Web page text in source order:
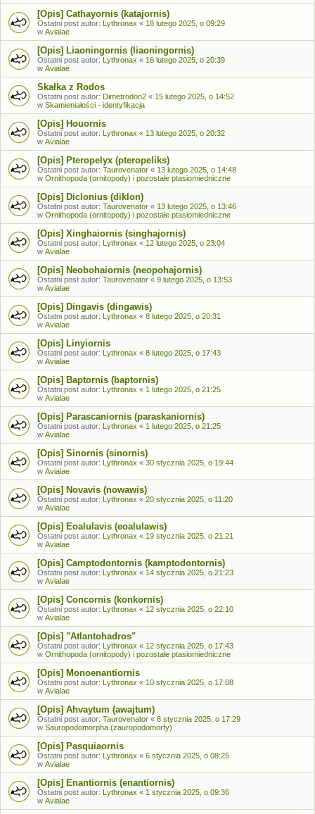
[Opis] Cathayornis (katajornis)
Ostatni post autor: Lythronax « 18 lutego 2025, o 09:29
w Avialae
[Opis] Liaoningornis (liaoningornis)
Ostatni post autor: Lythronax « 16 lutego 2025, o 20:39
w Avialae
Skałka z Rodos
Ostatni post autor: Dimetrodon2 « 15 lutego 2025, o 14:52
w Skamieniałości - identyfikacja
[Opis] Houornis
Ostatni post autor: Lythronax « 13 lutego 2025, o 20:32
w Avialae
[Opis] Pteropelyx (pteropeliks)
Ostatni post autor: Taurovenator « 13 lutego 2025, o 14:48
w Ornithopoda (ornitopody) i pozostałe ptasiomiedniczne
[Opis] Diclonius (diklon)
Ostatni post autor: Taurovenator « 13 lutego 2025, o 13:46
w Ornithopoda (ornitopody) i pozostałe ptasiomiedniczne
[Opis] Xinghaiornis (singhajornis)
Ostatni post autor: Lythronax « 12 lutego 2025, o 23:04
w Avialae
[Opis] Neobohaiornis (neopohajornis)
Ostatni post autor: Taurovenator « 9 lutego 2025, o 13:53
w Avialae
[Opis] Dingavis (dingawis)
Ostatni post autor: Lythronax « 8 lutego 2025, o 20:31
w Avialae
[Opis] Linyiornis
Ostatni post autor: Lythronax « 8 lutego 2025, o 17:43
w Avialae
[Opis] Baptornis (baptornis)
Ostatni post autor: Lythronax « 1 lutego 2025, o 21:25
w Avialae
[Opis] Parascaniornis (paraskaniornis)
Ostatni post autor: Lythronax « 1 lutego 2025, o 21:25
w Avialae
[Opis] Sinornis (sinornis)
Ostatni post autor: Lythronax « 30 stycznia 2025, o 19:44
w Avialae
[Opis] Novavis (nowawis)
Ostatni post autor: Lythronax « 20 stycznia 2025, o 11:20
w Avialae
[Opis] Eoalulavis (eoalulawis)
Ostatni post autor: Lythronax « 19 stycznia 2025, o 21:21
w Avialae
[Opis] Camptodontornis (kamptodontornis)
Ostatni post autor: Lythronax « 14 stycznia 2025, o 21:23
w Avialae
[Opis] Concornis (konkornis)
Ostatni post autor: Lythronax « 12 stycznia 2025, o 22:10
w Avialae
[Opis] "Atlantohadros"
Ostatni post autor: Lythronax « 12 stycznia 2025, o 17:43
w Ornithopoda (ornitopody) i pozostałe ptasiomiedniczne
[Opis] Monoenantiornis
Ostatni post autor: Lythronax « 10 stycznia 2025, o 17:08
w Avialae
[Opis] Ahvaytum (awajtum)
Ostatni post autor: Taurovenator « 8 stycznia 2025, o 17:29
w Sauropodomorpha (zauropodomorfy)
[Opis] Pasquiaornis
Ostatni post autor: Lythronax « 6 stycznia 2025, o 08:25
w Avialae
[Opis] Enantiornis (enantiornis)
Ostatni post autor: Lythronax « 1 stycznia 2025, o 09:36
w Avialae